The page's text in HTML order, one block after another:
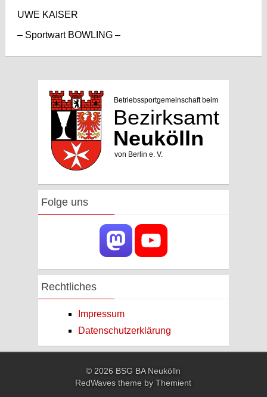
UWE KAISER
– Sportwart BOWLING –
Folge uns
Rechtliches
Impressum
Datenschutzerklärung
© 2026 BSG BA Neukölln
RedWaves theme byThemient